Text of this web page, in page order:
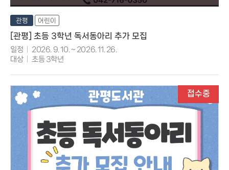
관평 어린이
[관평] 초등 3학년 독서동아리 추가 모집
일정
2026. 9. 10. ~ 2026. 11. 26.
대상
초등 3학년
접수중